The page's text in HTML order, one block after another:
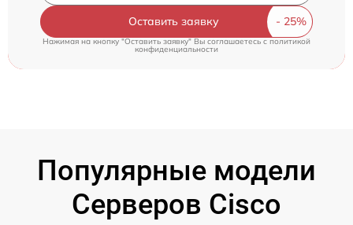
Оставить заявку
Нажимая на кнопку "Оставить заявку" Вы соглашаетесь c политикой
конфиденциальности
Популярные модели
Серверов Cisco